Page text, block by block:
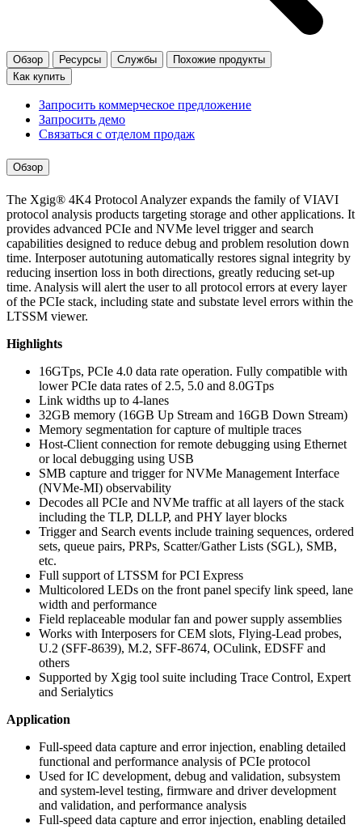
Обзор Ресурсы Службы
Похожие продукты
Как купить
Запросить коммерческое предложение
Запросить демо
Связаться с отделом продаж
Обзор
The Xgig® 4K4 Protocol Analyzer expands the family of VIAVI
protocol analysis products targeting storage and other applications. It
provides advanced PCIe and NVMe level trigger and search
capabilities designed to reduce debug and problem resolution down
time. Interposer autotuning automatically restores signal integrity by
reducing insertion loss in both directions, greatly reducing set-up
time. Analysis will alert the user to all protocol errors at every layer
of the PCIe stack, including state and substate level errors within the
LTSSM viewer.
Highlights
16GTps, PCIe 4.0 data rate operation. Fully compatible with
lower PCIe data rates of 2.5, 5.0 and 8.0GTps
Link widths up to 4-lanes
32GB memory (16GB Up Stream and 16GB Down Stream)
Memory segmentation for capture of multiple traces
Host-Client connection for remote debugging using Ethernet
or local debugging using USB
SMB capture and trigger for NVMe Management Interface
(NVMe-MI) observability
Decodes all PCIe and NVMe traffic at all layers of the stack
including the TLP, DLLP, and PHY layer blocks
Trigger and Search events include training sequences, ordered
sets, queue pairs, PRPs, Scatter/Gather Lists (SGL), SMB,
etc.
Full support of LTSSM for PCI Express
Multicolored LEDs on the front panel specify link speed, lane
width and performance
Field replaceable modular fan and power supply assemblies
Works with Interposers for CEM slots, Flying-Lead probes,
U.2 (SFF-8639), M.2, SFF-8674, OCulink, EDSFF and
others
Supported by Xgig tool suite including Trace Control, Expert
and Serialytics
Application
Full-speed data capture and error injection, enabling detailed
functional and performance analysis of PCIe protocol
Used for IC development, debug and validation, subsystem
and system-level testing, firmware and driver development
and validation, and performance analysis
Full-speed data capture and error injection, enabling detailed